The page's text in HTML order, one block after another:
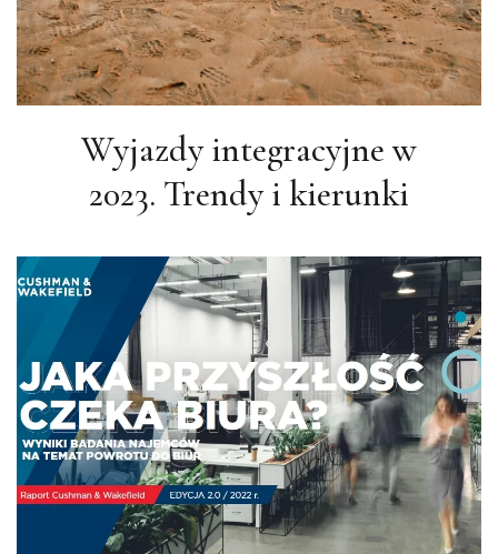
Wyjazdy integracyjne w
2023. Trendy i kierunki